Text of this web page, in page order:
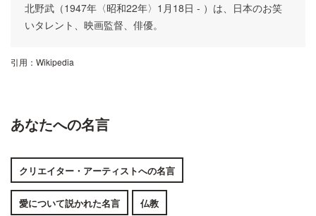
北野武（1947年〈昭和22年〉1月18日 - ）は、日本のお笑
いタレント、映画監督、俳優。
引用： Wikipedia
あなたへの名言
クリエイター・アーティストへの名言
愛について説かれた名言 仏教